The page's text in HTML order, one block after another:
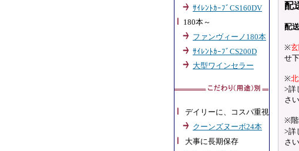
ｻｲﾚﾝﾄｶｰﾌﾞCS160DV
180本～
ファンヴィーノ180本
ｻｲﾚﾝﾄｶｰﾌﾞCS200D
大型ワインセラー
デイリーに、コスパ重視
クーンズヌーボ24本
大事に長期保存
配
配
※
せ
※
>詳
さい
※階
>詳
さい